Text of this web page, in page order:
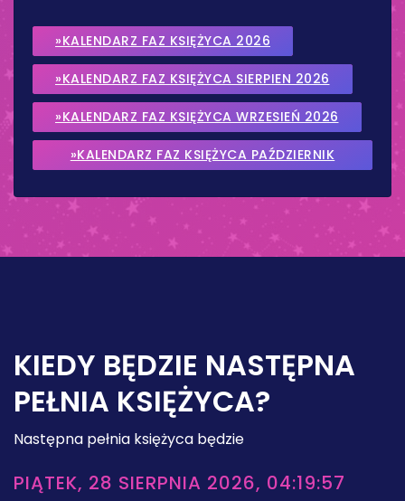
»KALENDARZ FAZ KSIĘŻYCA 2026
»KALENDARZ FAZ KSIĘŻYCA SIERPIEN 2026
»KALENDARZ FAZ KSIĘŻYCA WRZESIEŃ 2026
»KALENDARZ FAZ KSIĘŻYCA PAŹDZIERNIK
KIEDY BĘDZIE NASTĘPNA
PEŁNIA KSIĘŻYCA?
Następna pełnia księżyca będzie
PIĄTEK, 28 SIERPNIA 2026, 04:19:57